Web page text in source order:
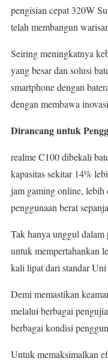
pengisian cepat 320W
telah membangun
Seiring meningkatnya
yang besar dan solusi
smartphone dengan
dengan membawa
Dirancang untuk
realme C100 dibekali
kapasitas sekitar 14%
jam gaming online, lebih
penggunaan berat
Tak hanya unggul
untuk mempertahankan
kali lipat dari standar
Demi memastikan
melalui berbagai
berbagai kondisi
Untuk memaksimalkan